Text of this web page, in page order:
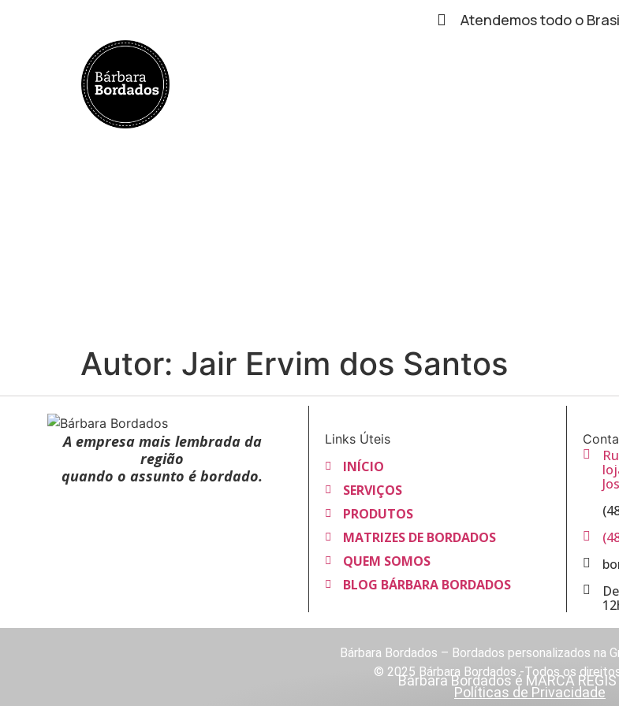
Atendemos todo o
Autor: Jair Ervim dos Santos
A empresa mais lembrada da
região
quando o assunto é bordado.
Links Úteis
INÍCIO
SERVIÇOS
PRODUTOS
MATRIZES DE BORDADOS
QUEM SOMOS
BLOG BÁRBARA BORDADOS
Bárbara Bordados – Bordados personalizados na
© 2025 Bárbara Bordados -Todos os
Bárbara Bordados é MARCA
Políticas de Privacidade